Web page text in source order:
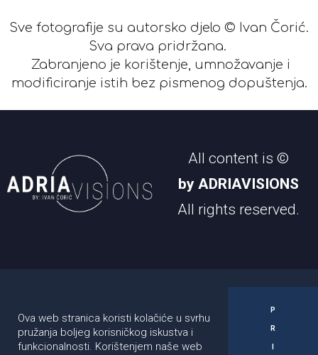
Sve fotografije su autorsko djelo © Ivan Čorić.
Sva prava pridržana.
Zabranjeno je korištenje, umnožavanje i
modificiranje istih bez pismenog dopuštenja.
All content is ©
by ADRIAVISIONS
All rights reserved.
Ivan Čorić
+385981723835
Pratite nas:
Ova web stranica koristi kolačiće u svrhu
pružanja boljeg korisničkog iskustva i
funkcionalnosti. Korištenjem naše web
P
R